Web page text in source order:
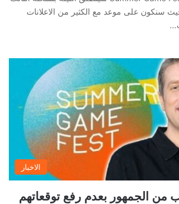
سنكون على موعد مع الكثير من الاعلانات
الاخبار
من الجمهور بعدم رفع توقعاتهم